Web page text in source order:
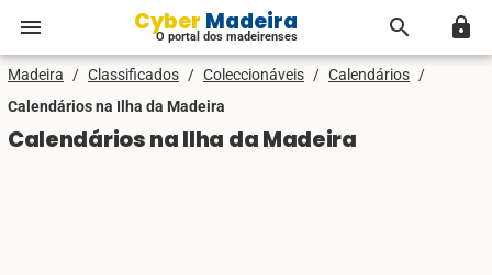
menu Cyber Madeira
O portal dos madeirenses search lock
Madeira / Classificados / Coleccionáveis / Calendários /
Calendários na Ilha da Madeira
Calendários na Ilha da Madeira